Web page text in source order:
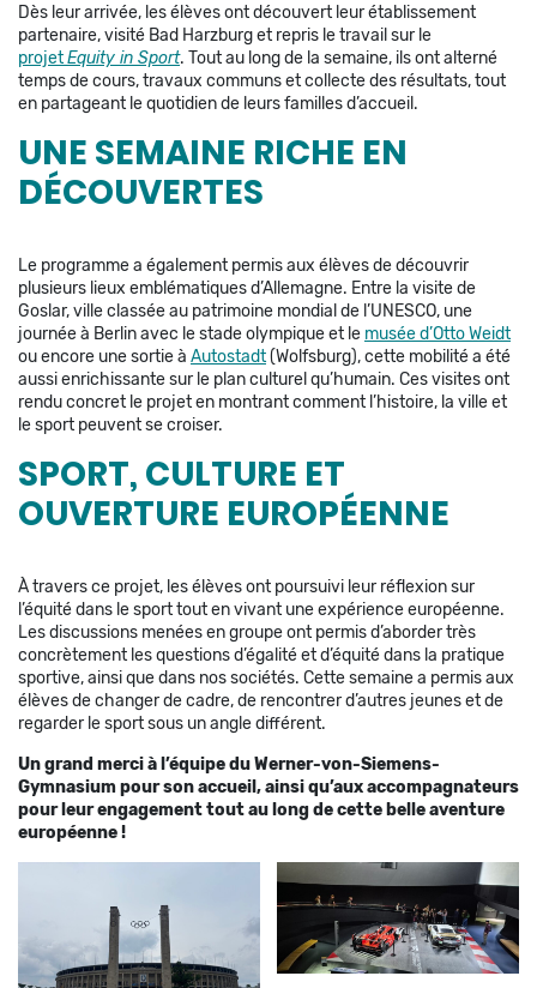
Dès leur arrivée, les élèves ont découvert leur établissement
partenaire, visité Bad Harzburg et repris le travail sur le
projetEquity in Sport. Tout au long de la semaine, ils ont alterné
temps de cours, travaux communs et collecte des résultats, tout
en partageant le quotidien de leurs familles d’accueil.
UNE SEMAINE RICHE EN
DÉCOUVERTES
Le programme a également permis aux élèves de découvrir
plusieurs lieux emblématiques d’Allemagne. Entre la visite de
Goslar, ville classée au patrimoine mondial de l’UNESCO, une
journée à Berlin avec le stade olympique et le musée d’Otto Weidt
ou encore une sortie à Autostadt(Wolfsburg), cette mobilité a été
aussi enrichissante sur le plan culturel qu’humain. Ces visites ont
rendu concret le projet en montrant comment l’histoire, la ville et
le sport peuvent se croiser.
SPORT, CULTURE ET
OUVERTURE EUROPÉENNE
À travers ce projet, les élèves ont poursuivi leur réflexion sur
l’équité dans le sport tout en vivant une expérience européenne.
Les discussions menées en groupe ont permis d’aborder très
concrètement les questions d’égalité et d’équité dans la pratique
sportive, ainsi que dans nos sociétés. Cette semaine a permis aux
élèves de changer de cadre, de rencontrer d’autres jeunes et de
regarder le sport sous un angle différent.
Un grand merci à l’équipe du Werner-von-Siemens-
Gymnasium pour son accueil, ainsi qu’aux accompagnateurs
pour leur engagement tout au long de cette belle aventure
européenne !